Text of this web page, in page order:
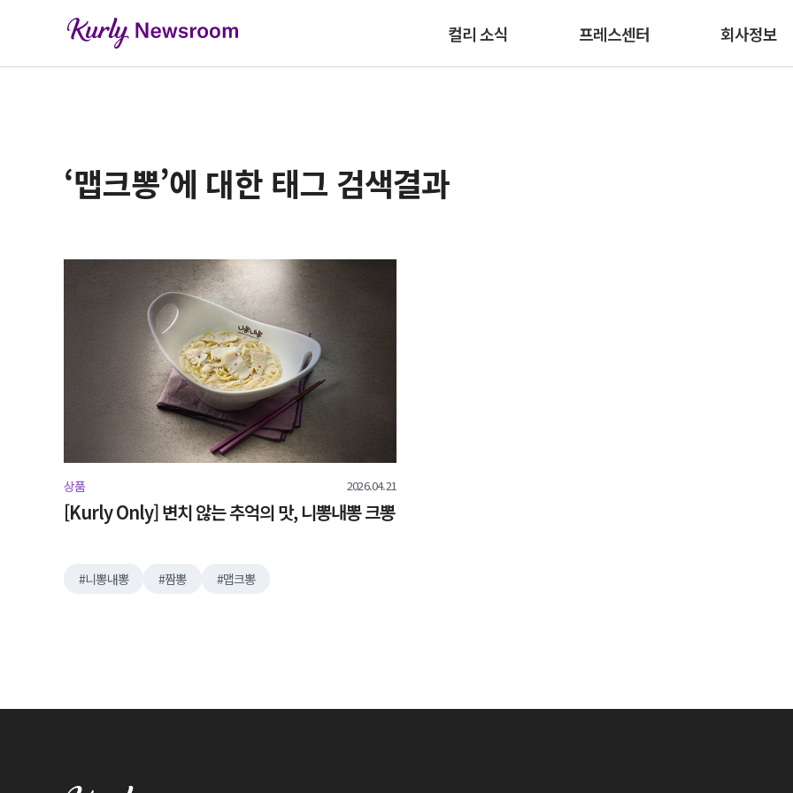
컬리 소식 프레스센터 회사정보
‘맵크뽕’에 대한 태그 검색결과
상품 2026.04.21
[Kurly Only] 변치 않는 추억의 맛, 니뽕내뽕 크뽕
니뽕내뽕 짬뽕 맵크뽕